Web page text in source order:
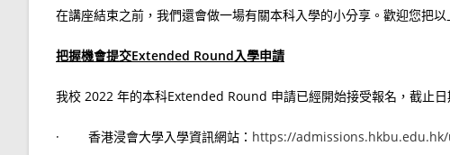
在講座結束之前，我們還會做一場有關本科入學的小分享。歡迎您把
把握機會提交Extended Round入學申請
我校 2022 年的本科Extended Round 申請已經開始接受報名，截止日
· 香港浸會大學入學資訊網站： https://